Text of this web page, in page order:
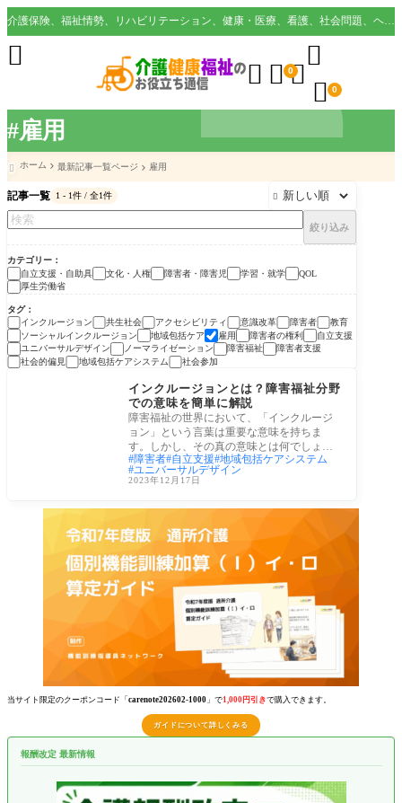
#雇用
介護保険、福祉情勢、リハビリテーション、健康・医療、看護、社会問題、ヘルスケア業界など様々な切り口から役立つ情報を配信。
  0

 0

 ホーム 最新記事一覧ページ 雇用
記事一覧 1 - 1件 / 全1件 
絞り込み
カテゴリー
自立支援・自助具
文化・人権 障害者・障害児 学習・就学
QOL
厚生労働省
タグ
インクルージョン
共生社会 アクセシビリティ 意識改革 障害者
教育
ソーシャルインクルージョン
地域包括ケア 雇用 障害者の権利
自立支援
ユニバーサルデザイン
ノーマライゼーション 障害福祉
障害者支援
社会的偏見
地域包括ケアシステム 社会参加
障害者・障害児
インクルージョンとは？障害福祉分野
での意味を簡単に解説
障害福祉の世界において、「インクルージ
ョン」という言葉は重要な意味を持ちま
す。しかし、その真の意味とは何でしょう
か？この
障害者 自立支援 地域包括ケアシステム
ユニバーサルデザイン
2023年12月17日
当サイト限定のクーポンコード「 carenote202602-1000 」で1,000円引きで購入できます。
ガイドについて詳しくみる
報酬改定 最新情報